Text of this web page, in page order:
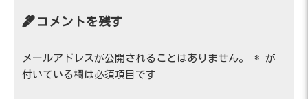
コメントを残す
メールアドレスが公開されることはありません。 * が
付いている欄は必須項目です